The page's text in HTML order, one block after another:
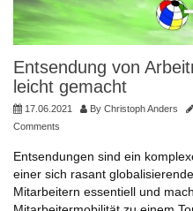
Entsendung von
leicht gemacht
17.06.2021 By Christoph Anders
Comments
Entsendungen sind ein
einer sich rasant
Mitarbeitern essentiell und